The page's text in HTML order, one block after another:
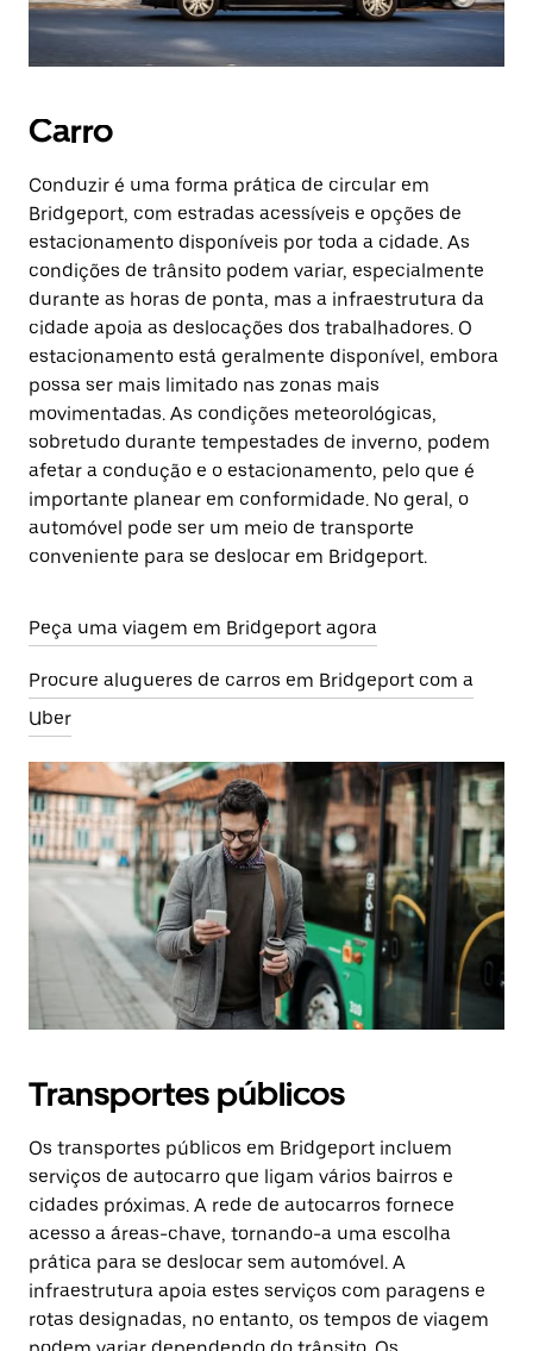
Carro
Conduzir é uma forma prática de circular em
Bridgeport, com estradas acessíveis e opções de
estacionamento disponíveis por toda a cidade. As
condições de trânsito podem variar, especialmente
durante as horas de ponta, mas a infraestrutura da
cidade apoia as deslocações dos trabalhadores. O
estacionamento está geralmente disponível, embora
possa ser mais limitado nas zonas mais
movimentadas. As condições meteorológicas,
sobretudo durante tempestades de inverno, podem
afetar a condução e o estacionamento, pelo que é
importante planear em conformidade. No geral, o
automóvel pode ser um meio de transporte
conveniente para se deslocar em Bridgeport.
Peça uma viagem em Bridgeport agora
Procure alugueres de carros em Bridgeport com a
Uber
Transportes públicos
Os transportes públicos em Bridgeport incluem
serviços de autocarro que ligam vários bairros e
cidades próximas. A rede de autocarros fornece
acesso a áreas-chave, tornando-a uma escolha
prática para se deslocar sem automóvel. A
infraestrutura apoia estes serviços com paragens e
rotas designadas, no entanto, os tempos de viagem